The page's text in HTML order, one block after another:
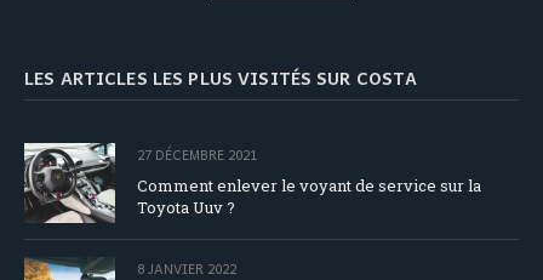
LES ARTICLES LES PLUS VISITÉS SUR COSTA
27 DÉCEMBRE 2021
Comment enlever le voyant de service sur la
Toyota Uuv ?
8 JANVIER 2022